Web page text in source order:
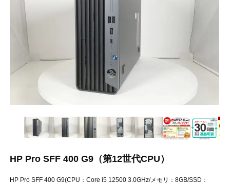
HP Pro SFF 400 G9（第12世代CPU）
HP Pro SFF 400 G9(CPU：Core i5 12500 3.0GHz/メモリ：8GB/SSD：